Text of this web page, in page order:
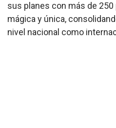
sus planes con más de
mágica y única,
nivel nacional como